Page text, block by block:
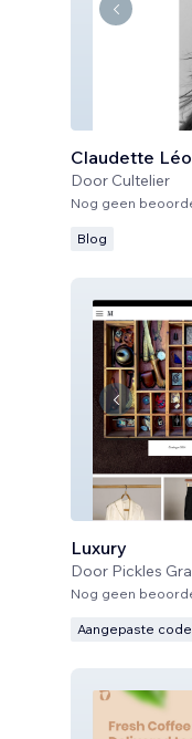
Claudette
Door Cultelier
Nog geen
Blog
Luxury
Door Pickles
Nog geen
Aangepaste code